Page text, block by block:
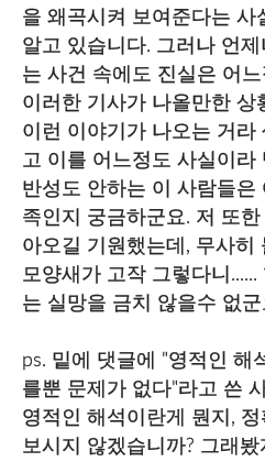
을 왜곡시켜 보여준다는 사
알고 있습니다. 그러나 언
는 사건 속에도 진실은 어
이러한 기사가 나올만한 상
이런 이야기가 나오는 거라
고 이를 어느정도 사실이라
반성도 안하는 이 사람들은
족인지 궁금하군요. 저 또
아오길 기원했는데, 무사히
모양새가 고작 그렇다니
는 실망을 금치 않을수 없군
ps. 밑에 댓글에 "영적인 해
를뿐 문제가 없다"라고 쓴
영적인 해석이란게 뭔지,
보시지 않겠습니까? 그래